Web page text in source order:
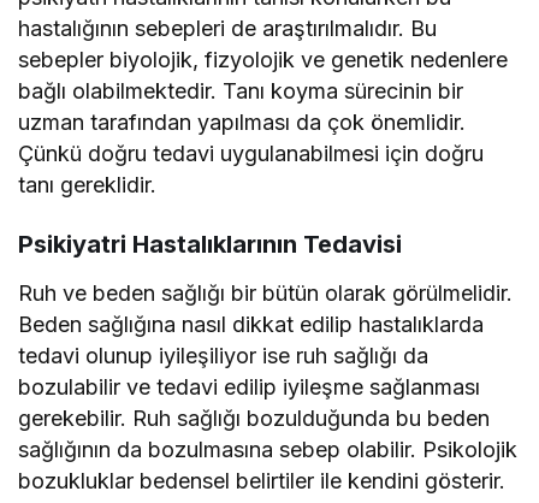
hastalığının sebepleri de araştırılmalıdır. Bu
sebepler biyolojik, fizyolojik ve genetik nedenlere
bağlı olabilmektedir. Tanı koyma sürecinin bir
uzman tarafından yapılması da çok önemlidir.
Çünkü doğru tedavi uygulanabilmesi için doğru
tanı gereklidir.
Psikiyatri Hastalıklarının Tedavisi
Ruh ve beden sağlığı bir bütün olarak görülmelidir.
Beden sağlığına nasıl dikkat edilip hastalıklarda
tedavi olunup iyileşiliyor ise ruh sağlığı da
bozulabilir ve tedavi edilip iyileşme sağlanması
gerekebilir. Ruh sağlığı bozulduğunda bu beden
sağlığının da bozulmasına sebep olabilir. Psikolojik
bozukluklar bedensel belirtiler ile kendini gösterir.